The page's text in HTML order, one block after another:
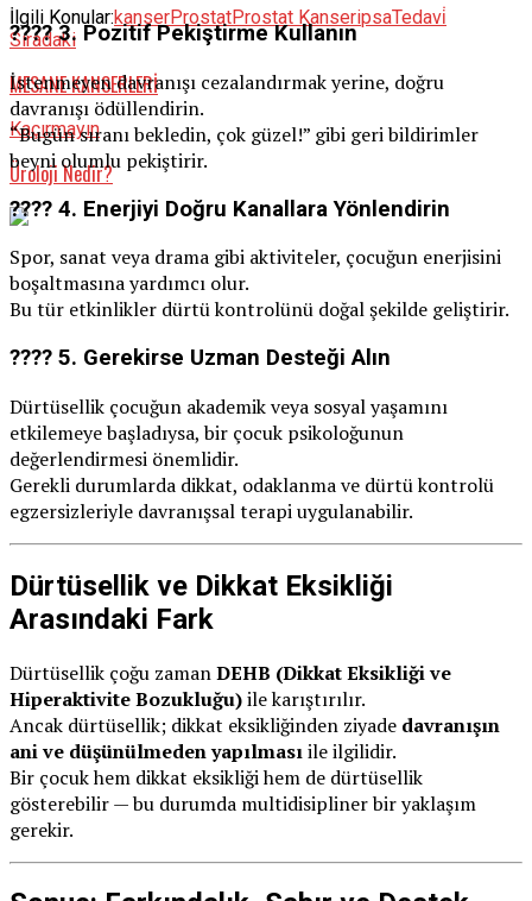
İlgili Konular:kanserProstatProstat KanseripsaTedavi̇
Sıradaki
MESANE KANSERLERİ
Kaçırmayın
Üroloji Nedir?
???? 3. Pozitif Pekiştirme Kullanın
İstenmeyen davranışı cezalandırmak yerine, doğru
davranışı ödüllendirin.
“Bugün sıranı bekledin, çok güzel!” gibi geri bildirimler
beyni olumlu pekiştirir.
???? 4. Enerjiyi Doğru Kanallara Yönlendirin
Spor, sanat veya drama gibi aktiviteler, çocuğun enerjisini
boşaltmasına yardımcı olur.
Bu tür etkinlikler dürtü kontrolünü doğal şekilde geliştirir.
???? 5. Gerekirse Uzman Desteği Alın
Dürtüsellik çocuğun akademik veya sosyal yaşamını
etkilemeye başladıysa, bir çocuk psikoloğunun
değerlendirmesi önemlidir.
Gerekli durumlarda dikkat, odaklanma ve dürtü kontrolü
egzersizleriyle davranışsal terapi uygulanabilir.
Dürtüsellik ve Dikkat Eksikliği
Arasındaki Fark
Dürtüsellik çoğu zamanDEHB (Dikkat Eksikliği ve
Hiperaktivite Bozukluğu)ile karıştırılır.
Ancak dürtüsellik; dikkat eksikliğinden ziyade davranışın
ani ve düşünülmeden yapılmasıile ilgilidir.
Bir çocuk hem dikkat eksikliği hem de dürtüsellik
gösterebilir — bu durumda multidisipliner bir yaklaşım
gerekir.